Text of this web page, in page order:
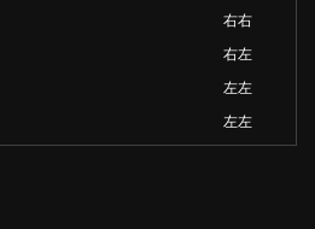
右右
右左
左左
左左